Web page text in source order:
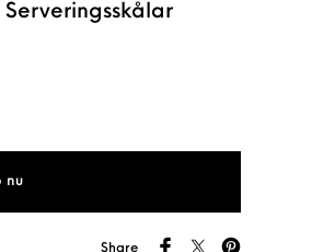
Serveringsskålar
nu
Share